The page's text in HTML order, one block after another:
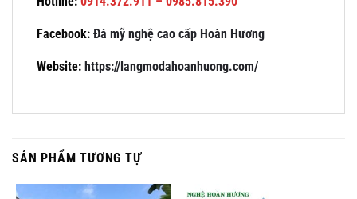
Facebook: Đá mỹ nghệ cao cấp Hoàn Hương
Website: https://langmodahoanhuong.com/
SẢN PHẨM TƯƠNG TỰ